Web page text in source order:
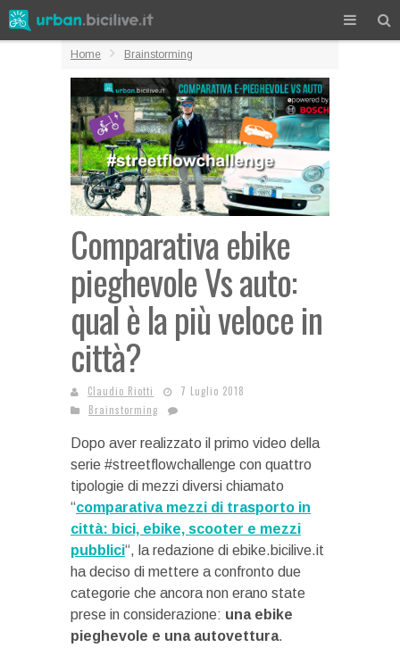
Home Brainstorming
Comparativa ebike
pieghevole Vs auto:
qual è la più veloce in
città?
Claudio Riotti
7 Luglio 2018
Brainstorming
Dopo aver realizzato il primo video della
serie #streetflowchallenge con quattro
tipologie di mezzi diversi chiamato
“comparativa mezzi di trasporto in
città: bici, ebike, scooter e mezzi
pubblici“, la redazione di ebike.bicilive.it
ha deciso di mettere a confronto due
categorie che ancora non erano state
prese in considerazione: una ebike
pieghevole e una autovettura.